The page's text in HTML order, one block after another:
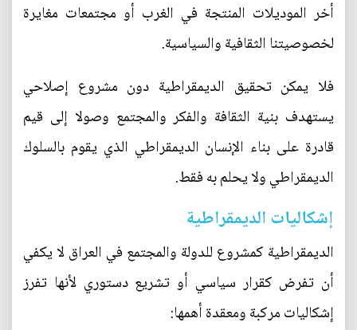
أخر الموديلات المنتجة في الغرب أو مجتمعات مغايرة
لخصوصيتنا الثقافية والسياسية.
فلا يمكن تحقيق الديمقراطية دون مشروع إصلاحي
يستهدف بنية الثقافة والفكر والمجتمع وصولا إلى قيم
قادرة على بناء الإنسان الديمقراطي الذي يقوم بالسلوك
الديمقراطي ولا يحلم به فقط.
إشكاليات الديمقراطية
الديمقراطية كمشروع للدولة والمجتمع في العراق لا يكفي
أن تفرض كقرار سياسي أو تشريع دستوري لأنها تفرز
إشكاليات مركبة ومعقدة أهمها: